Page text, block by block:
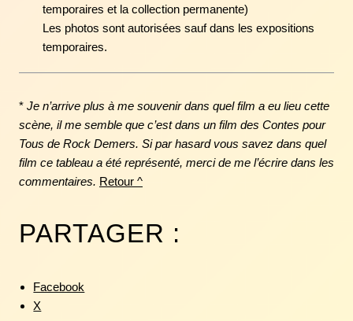
temporaires et la collection permanente)
Les photos sont autorisées sauf dans les expositions
temporaires.
* Je n’arrive plus à me souvenir dans quel film a eu lieu cette
scène, il me semble que c’est dans un film des Contes pour
Tous de Rock Demers. Si par hasard vous savez dans quel
film ce tableau a été représenté, merci de me l’écrire dans les
commentaires. Retour ^
PARTAGER :
Facebook
X